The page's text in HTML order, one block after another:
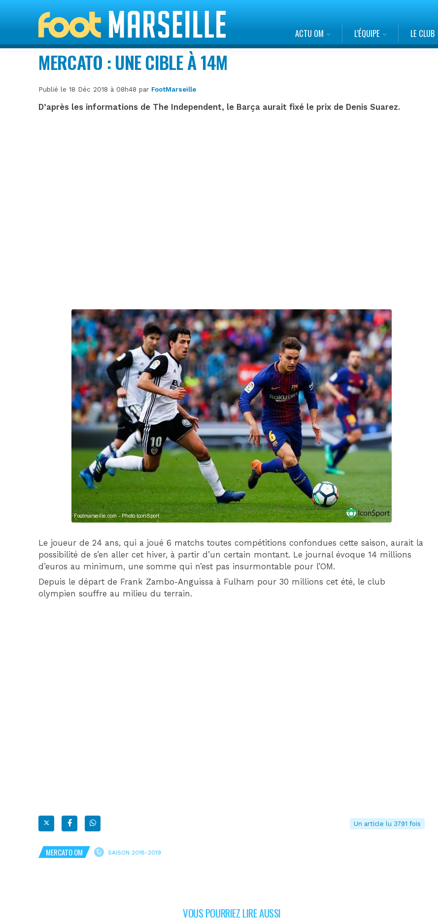
ACTU OM L’ÉQUIPE LE CLUB
MERCATO : UNE CIBLE À 14M
Publié le 18 Déc 2018 à 08h48 par FootMarseille
D’après les informations de The Independent, le Barça aurait fixé le prix de Denis Suarez.
Le joueur de 24 ans, qui a joué 6 matchs toutes compétitions confondues cette saison, aurait la
possibilité de s’en aller cet hiver, à partir d’un certain montant. Le journal évoque 14 millions
d’euros au minimum, une somme qui n’est pas insurmontable pour l’OM.
Depuis le départ de Frank Zambo-Anguissa à Fulham pour 30 millions cet été, le club
olympien souffre au milieu du terrain.
Un article lu 3791 fois
MERCATO OM SAISON 2018-2019
VOUS POURRIEZ LIRE AUSSI
MONACO MARSEILLE